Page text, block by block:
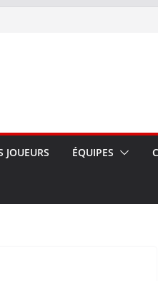
JOUEURS ÉQUIPES